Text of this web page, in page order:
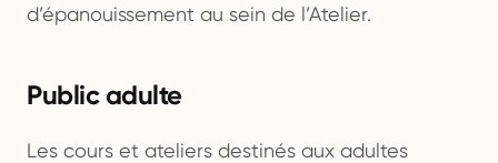
d’épanouissement au sein de l’Atelier.
Public adulte
Les cours et ateliers destinés aux adultes